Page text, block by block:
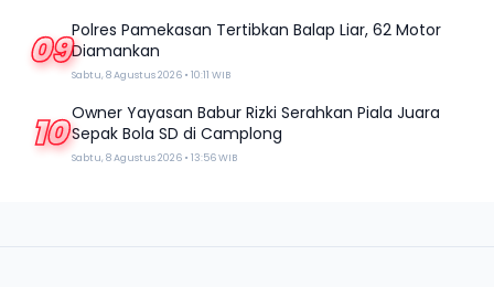
09Polres Pamekasan Tertibkan Balap Liar, 62 Motor
Diamankan
Sabtu, 8 Agustus 2026 • 10:11 WIB
10 Owner Yayasan Babur Rizki Serahkan Piala Juara
Sepak Bola SD di Camplong
Sabtu, 8 Agustus 2026 • 13:56 WIB